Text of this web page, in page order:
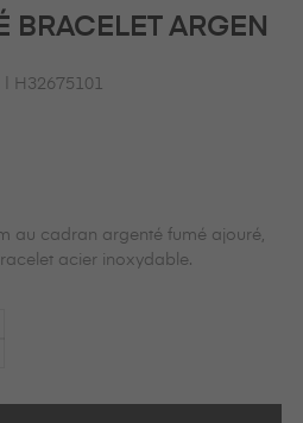
BRACELET ARGEN
H32675101
au cadran argenté fumé ajouré,
acier inoxydable.